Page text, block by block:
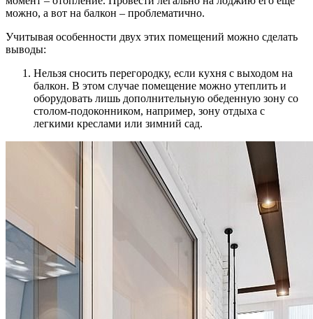
можно, а вот на балкон – проблематично.
Учитывая особенности двух этих помещений можно сделать
выводы:
Нельзя сносить перегородку, если кухня с выходом на
балкон. В этом случае помещение можно утеплить и
оборудовать лишь дополнительную обеденную зону со
столом-подоконником, например, зону отдыха с
легкими креслами или зимний сад.